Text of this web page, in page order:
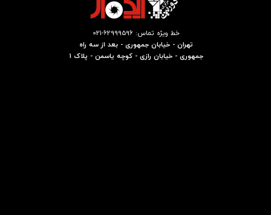
خط ویژه تماس: 62999596-021
تهران - خیابان جمهوری - بعد از سه راه
جمهوری - خیابان رازی - کوچه یاسمن - پلاک 1